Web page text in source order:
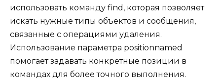
использовать команду find, которая позволяет
искать нужные типы объектов и сообщения,
связанные с операциями удаления.
Использование параметра positionnamed
помогает задавать конкретные позиции в
командах для более точного выполнения.